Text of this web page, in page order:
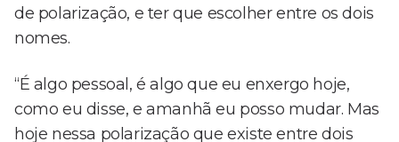
de polarização, e ter que escolher entre os dois
nomes.
“É algo pessoal, é algo que eu enxergo hoje,
como eu disse, e amanhã eu posso mudar. Mas
hoje nessa polarização que existe entre dois